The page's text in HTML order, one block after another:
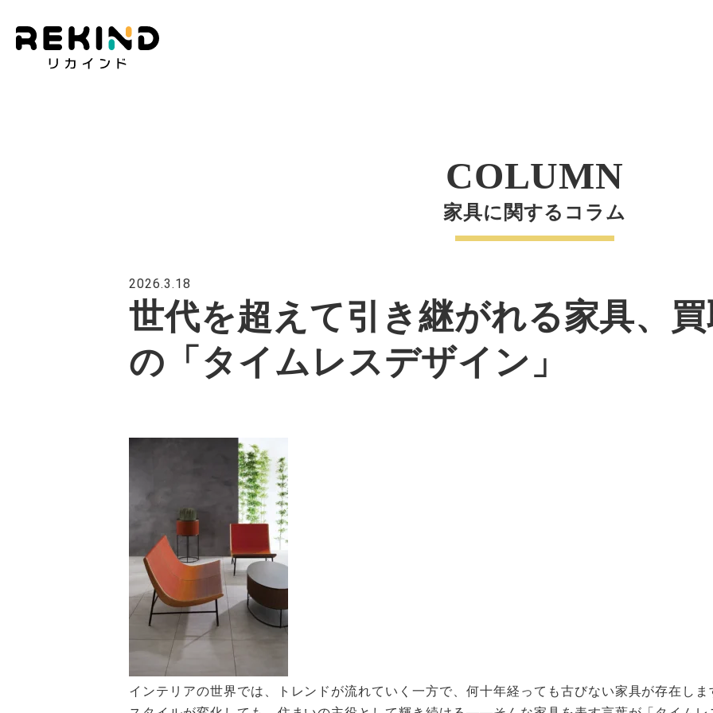
COLUMN
家具に関するコラム
2026.3.18
世代を超えて引き継がれる家具、買
の「タイムレスデザイン」
インテリアの世界では、トレンドが流れていく一方で、何十年経っても古びない家具が存在しま